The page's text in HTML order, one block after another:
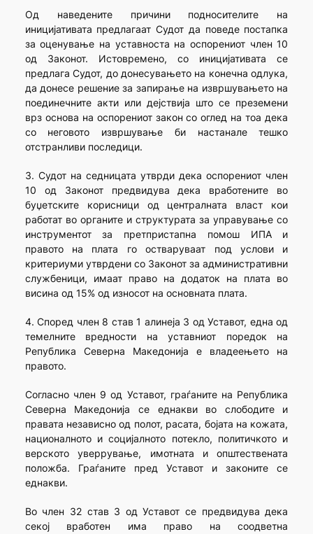
Од наведените причини подносителите на
иницијативата предлагаат Судот да поведе постапка
за оценување на уставноста на оспорениот член 10
од Законот. Истовремено, со иницијативата се
предлага Судот, до донесувањето на конечна одлука,
да донесе решение за запирање на извршувањето на
поединечните акти или дејствија што се преземени
врз основа на оспорениот закон со оглед на тоа дека
со неговото извршување би настанале тешко
отстранливи последици.
3. Судот на седницата утврди дека оспорениот член
10 од Законот предвидува дека вработените во
буџетските корисници од централната власт кои
работат во органите и структурата за управување со
инструментот за претпристапна помош ИПА и
правото на плата го остваруваат под услови и
критериуми утврдени со Законот за административни
службеници, имаат право на додаток на плата во
висина од 15% од износот на основната плата.
4. Според член 8 став 1 алинеја 3 од Уставот, една од
темелните вредности на уставниот поредок на
Република Северна Македонија е владеењето на
правото.
Согласно член 9 од Уставот, граѓаните на Република
Северна Македонија се еднакви во слободите и
правата независно од полот, расата, бојата на кожата,
националното и социјалното потекло, политичкото и
верското уверрување, имотната и општествената
положба. Граѓаните пред Уставот и законите се
еднакви.
Во член 32 став 3 од Уставот се предвидува дека
секој вработен има право на соодветна